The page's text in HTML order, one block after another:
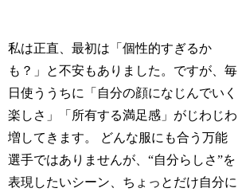
私は正直、最初は「個性的すぎるか
も？」と不安もありました。ですが、毎
日使ううちに「自分の顔になじんでいく
楽しさ」「所有する満足感」がじわじわ
増してきます。 どんな服にも合う万能
選手ではありませんが、“自分らしさ”を
表現したいシーン、ちょっとだけ自分に